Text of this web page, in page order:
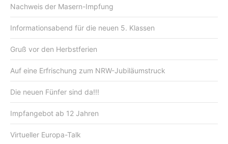
Nachweis der Masern-Impfung
Informationsabend für die neuen 5. Klassen
Gruß vor den Herbstferien
Auf eine Erfrischung zum NRW-Jubiläumstruck
Die neuen Fünfer sind da!!!
Impfangebot ab 12 Jahren
Virtueller Europa-Talk